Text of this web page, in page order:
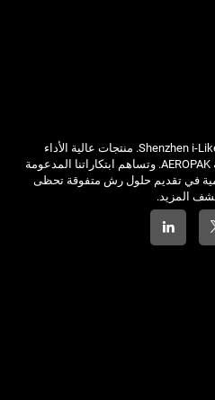
توفر شركة Shenzhen i-Like Fine Chemical Co., Ltd. منتجات عالية الأداء
للعناية بالسيارات والمنزل تحت علامة AEROPAK. وتساهم ابتكاراتنا المدعومة
في تقديم حلول رش متفوقة تحظى
المزيد.